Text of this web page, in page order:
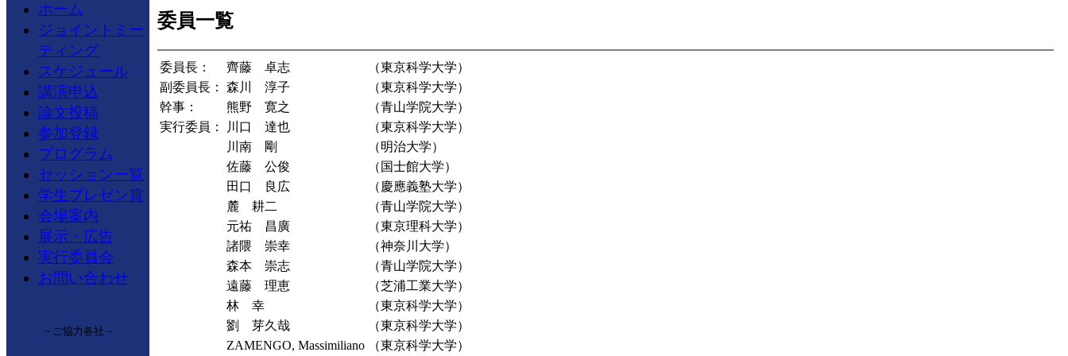
ホーム
ジョイントミー
ティング
スケジュール
講演申込
論文投稿
参加登録
プログラム
セッション一覧
学生プレゼン賞
会場案内
展示・広告
実行委員会
お問い合わせ
~ ご協力各社 ~
委員一覧
委員長： 齊藤 卓志
（東京科学大学）
副委員長：
森川 淳子
（東京科学大学）
幹事：
熊野 寛之
（青山学院大学）
実行委員：
川口 達也
（東京科学大学）
川南 剛
（明治大学）
佐藤 公俊
（国士館大学）
田口 良広
（慶應義塾大学）
麓 耕二
（青山学院大学）
元祐 昌廣
（東京理科大学）
諸隈 崇幸
（神奈川大学）
森本 崇志
（青山学院大学）
遠藤 理恵
（芝浦工業大学）
林 幸
（東京科学大学）
劉 芽久哉
（東京科学大学）
ZAMENGO, Massimiliano
（東京科学大学）